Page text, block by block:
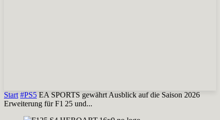
Start #PS5 EA SPORTS gewährt Ausblick auf die Saison 2026
Erweiterung für F1 25 und...